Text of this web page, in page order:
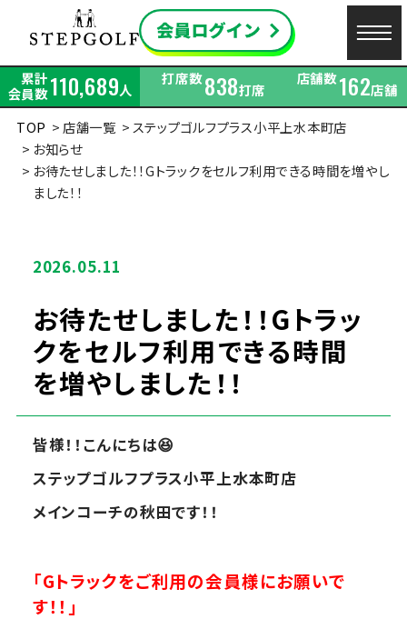
累計
会員数110,689人
打席数838打席
店舗数162店舗
TOP
店舗一覧
ステップゴルフプラス小平上水本町店
お知らせ
お待たせしました！！Gトラックをセルフ利用できる時間を増やし
ました！！
2026.05.11
お待たせしました！！Gトラッ
クをセルフ利用できる時間
を増やしました！！
皆様！！こんにちは😆
ステップゴルフプラス小平上水本町店
メインコーチの秋田です！！
「Gトラックをご利用の会員様にお願いで
す！！」